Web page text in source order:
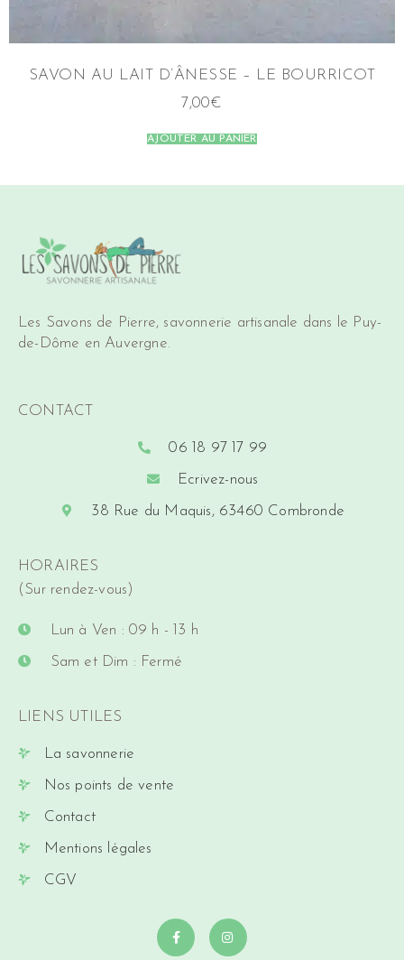
SAVON AU LAIT D’ÂNESSE – LE BOURRICOT
7,00€
AJOUTER AU PANIER
Les Savons de Pierre, savonnerie artisanale dans le Puy-
de-Dôme en Auvergne.
CONTACT
06 18 97 17 99
Ecrivez-nous
38 Rue du Maquis, 63460 Combronde
HORAIRES
(Sur rendez-vous)
Lun à Ven : 09 h - 13 h
Sam et Dim : Fermé
LIENS UTILES
La savonnerie
Nos points de vente
Contact
Mentions légales
CGV